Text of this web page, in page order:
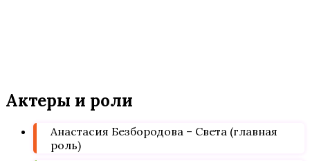
Актеры и роли
Анастасия Безбородова – Света (главная
роль)